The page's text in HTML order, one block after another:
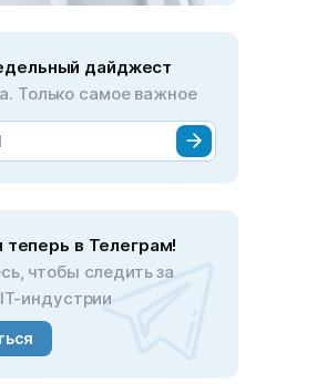
дайджест
Только самое важное
в Телеграм!
чтобы следить за
индустрии